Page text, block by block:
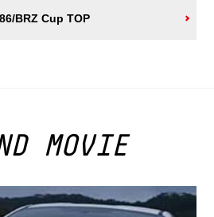
BRZ Cup TOP
MOVIE